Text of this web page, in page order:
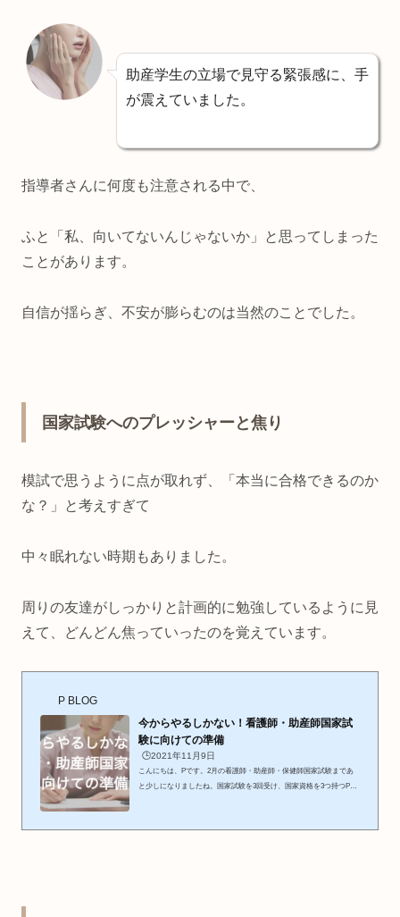
助産学生の立場で見守る緊張感に、手
が震えていました。
指導者さんに何度も注意される中で、
ふと「私、向いてないんじゃないか」と思ってしまった
ことがあります。
自信が揺らぎ、不安が膨らむのは当然のことでした。
国家試験へのプレッシャーと焦り
模試で思うように点が取れず、「本当に合格できるのか
な？」と考えすぎて
中々眠れない時期もありました。
周りの友達がしっかりと計画的に勉強しているように見
えて、どんどん焦っていったのを覚えています。
P BLOG
今からやるしかない！看護師・助産師国家試
験に向けての準備
🕒️2021年11月9日
こんにちは、Pです。2月の看護師・助産師・保健師国家試験まであ
と少しになりましたね。国家試験を3回受け、国家資格を3つ持つPと
ごし方で、本番が大きく変わってきます。そこで、Pが国家試験に向